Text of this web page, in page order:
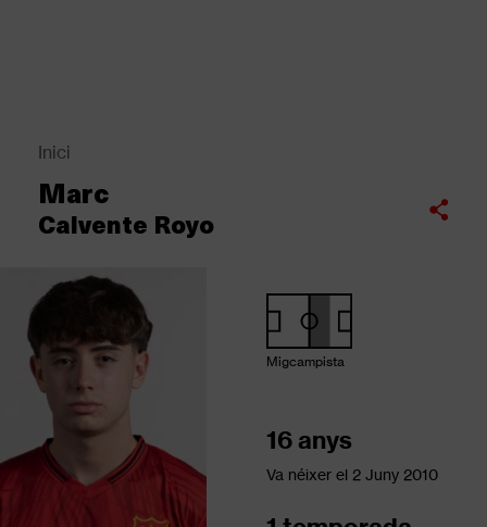
Fil
d'Ariadna
Inici
Marc
Calvente Royo
Compartir
Migcampista
16 anys
Va néixer el 2 Juny 2010